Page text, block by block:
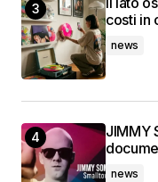
costi in
news
JIMMY
news